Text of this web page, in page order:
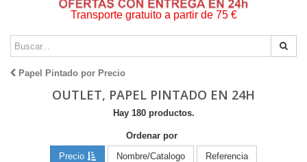
Transporte gratuito a partir de 75 €
Papel Pintado por Precio
OUTLET, PAPEL PINTADO EN 24H
Hay 180 productos.
Ordenar por
Precio
Nombre/Catalogo Referencia